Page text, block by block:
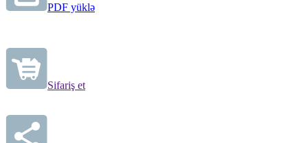
PDF yüklə
Sifariş et